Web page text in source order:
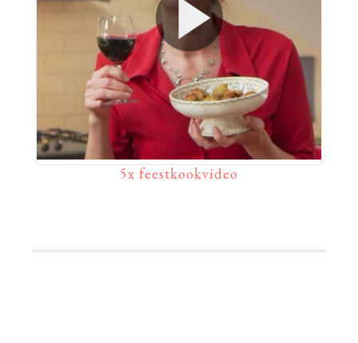
5x feestkookvideo